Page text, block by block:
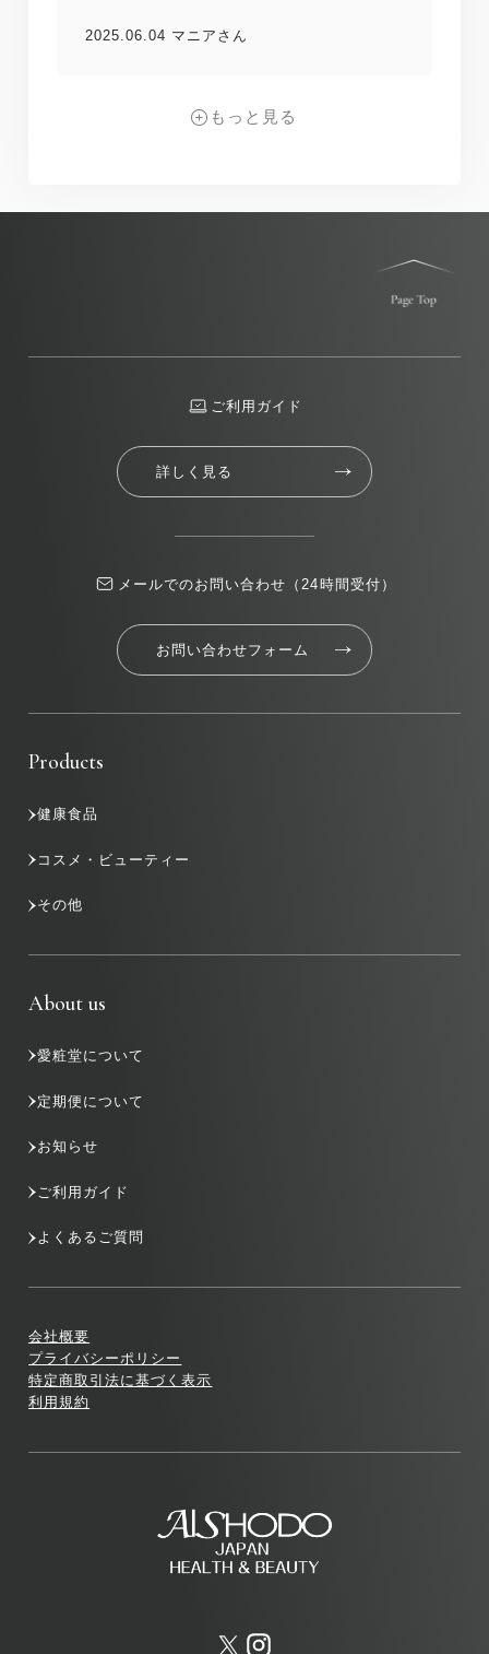
2025.06.04 マニアさん
もっと見る
ご利用ガイド
詳しく見る
メールでのお問い合わせ（24時間受付）
お問い合わせフォーム
Products
健康食品
コスメ・ビューティー
その他
About us
愛粧堂について
定期便について
お知らせ
ご利用ガイド
よくあるご質問
会社概要
プライバシーポリシー
特定商取引法に基づく表示
利用規約